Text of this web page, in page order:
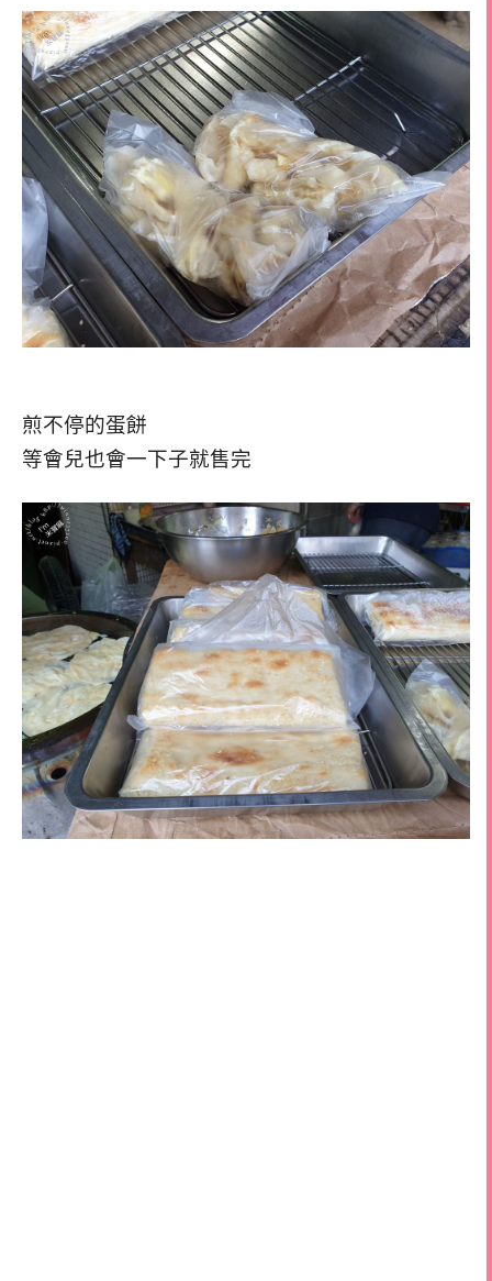
煎不停的蛋餅
等會兒也會一下子就售完